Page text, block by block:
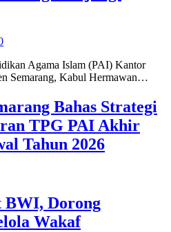
Agama Islam (PAI) Kantor
Semarang, Kabul Hermawan…
Bahas Strategi
TPG PAI Akhir
Tahun 2026
BWI, Dorong
Wakaf